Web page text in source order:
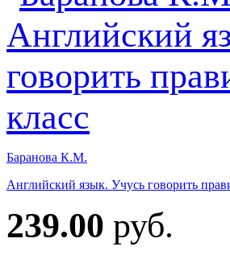
Баранова К.М.
Английский язык. Учусь говорить
239.00 руб.